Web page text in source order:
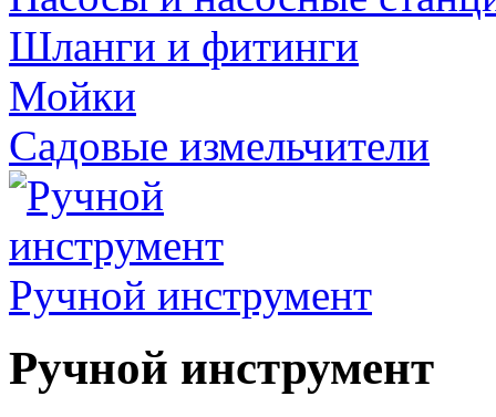
Шланги и фитинги
Мойки
Садовые измельчители
Ручной инструмент
Ручной инструмент